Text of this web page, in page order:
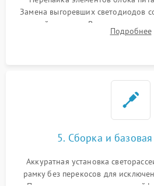
Замена выгоревших светодиодов
хрупкой матрицы. Восстановление
прошивка микросхем
Подробнее
5. Сборка и
Аккуратная установка
рамку без перекосов для